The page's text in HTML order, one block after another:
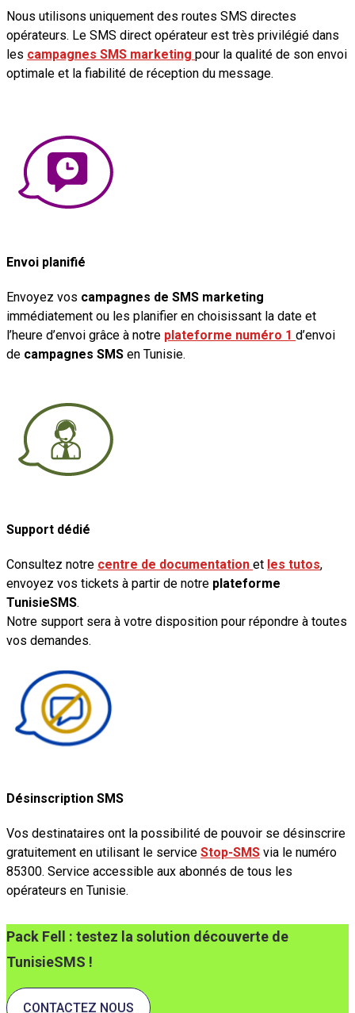
Nous utilisons uniquement des routes SMS directes
opérateurs. Le SMS direct opérateur est très privilégié dans
les campagnes SMS marketing pour la qualité de son envoi
optimale et la fiabilité de réception du message.
Envoi planifié
Envoyez vos campagnes de SMS marketing
immédiatement ou les planifier en choisissant la date et
l’heure d’envoi grâce à notre plateforme numéro 1 d’envoi
de campagnes SMS en Tunisie.
Support dédié
Consultez notre centre de documentation et les tutos,
envoyez vos tickets à partir de notre plateforme
TunisieSMS.
Notre support sera à votre disposition pour répondre à toutes
vos demandes.
Désinscription SMS
Vos destinataires ont la possibilité de pouvoir se désinscrire
gratuitement en utilisant le service Stop-SMS via le numéro
85300. Service accessible aux abonnés de tous les
opérateurs en Tunisie.
Pack Fell : testez la solution découverte de
TunisieSMS !
CONTACTEZ NOUS